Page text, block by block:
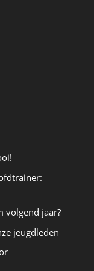
volgend jaar?
jeugdleden